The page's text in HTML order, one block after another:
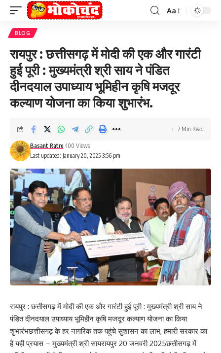
Font
Aa
BLOG
रायपुर : छत्तीसगढ़ में मोदी की एक और गारंटी
हुई पूरी : मुख्यमंत्री श्री साय ने पंडित
दीनदयाल उपाध्याय भूमिहीन कृषि मजदूर
कल्याण योजना का किया शुभारंभ.
Last updated: January 20, 2025 3:56 pm
Basant Ratre 100 Views
7 Min Read
रायपुर : छत्तीसगढ़ में मोदी की एक और गारंटी हुई पूरी : मुख्यमंत्री श्री साय ने
पंडित दीनदयाल उपाध्याय भूमिहीन कृषि मजदूर कल्याण योजना का किया
शुभारंभछत्तीसगढ़ के हर नागरिक तक पहुंचे सुशासन का लाभ, हमारी सरकार का
है यही प्रयास – मुख्यमंत्री श्री सायरायपुर 20 जनवरी 2025छत्तीसगढ़ में